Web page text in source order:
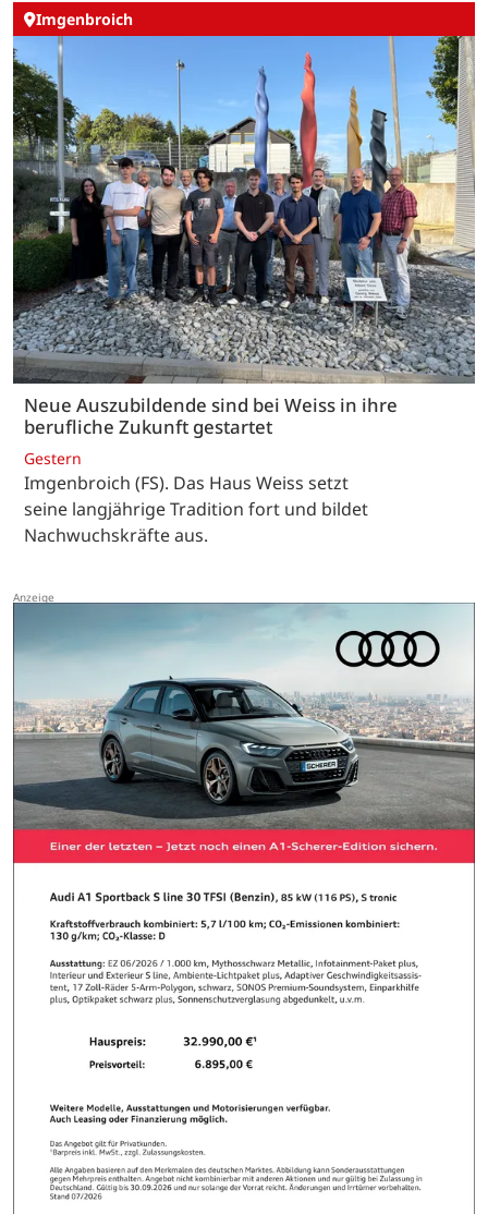
Imgenbroich
Neue Auszubildende sind bei Weiss in ihre
berufliche Zukunft gestartet
Gestern
Imgenbroich (FS). Das Haus Weiss setzt
seine langjährige Tradition fort und bildet
Nachwuchskräfte aus.